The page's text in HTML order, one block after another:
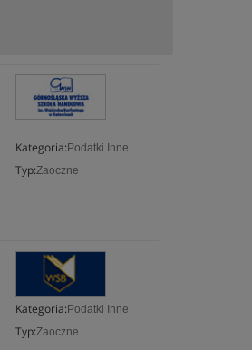
Kategoria: Podatki Inne
Typ:Zaoczne
Kategoria: Podatki Inne
Typ:Zaoczne